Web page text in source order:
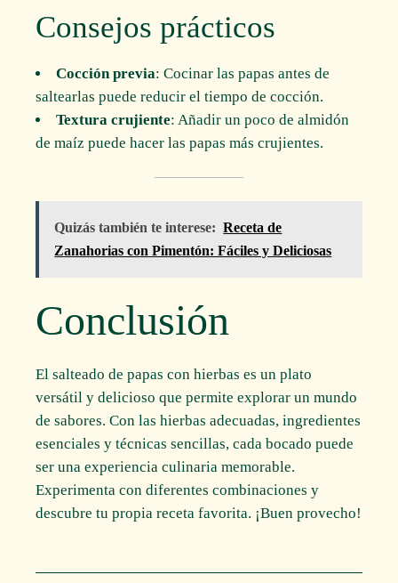
Consejos prácticos
Cocción previa: Cocinar las papas antes de
saltearlas puede reducir el tiempo de cocción.
Textura crujiente: Añadir un poco de almidón
de maíz puede hacer las papas más crujientes.
Quizás también te interese: Receta de
Zanahorias con Pimentón: Fáciles y Deliciosas
Conclusión
El salteado de papas con hierbas es un plato
versátil y delicioso que permite explorar un mundo
de sabores. Con las hierbas adecuadas, ingredientes
esenciales y técnicas sencillas, cada bocado puede
ser una experiencia culinaria memorable.
Experimenta con diferentes combinaciones y
descubre tu propia receta favorita. ¡Buen provecho!